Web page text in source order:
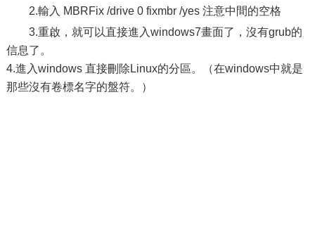
2.輸入 MBRFix /drive 0 fixmbr /yes 注意中間的空格
3.重啟，就可以直接進入windows7畫面了，沒有grub的
信息了。
4.進入windows 直接刪除Linux的分區。（在windows中就是
那些沒有卷標名字的盤符。）